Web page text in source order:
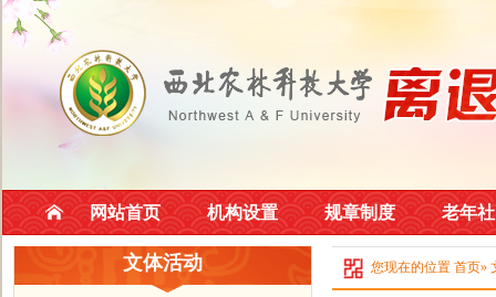
网站首页 机构设置 规章制度 老年
文体活动 您现在的位置 首页»